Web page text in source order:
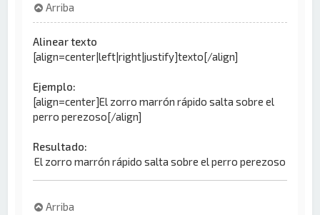
Arriba
Alinear texto
[align=center|left|right|justify]texto[/align]
Ejemplo:
[align=center]El zorro marrón rápido salta sobre el
perro perezoso[/align]
Resultado:
El zorro marrón rápido salta sobre el perro perezoso
Arriba